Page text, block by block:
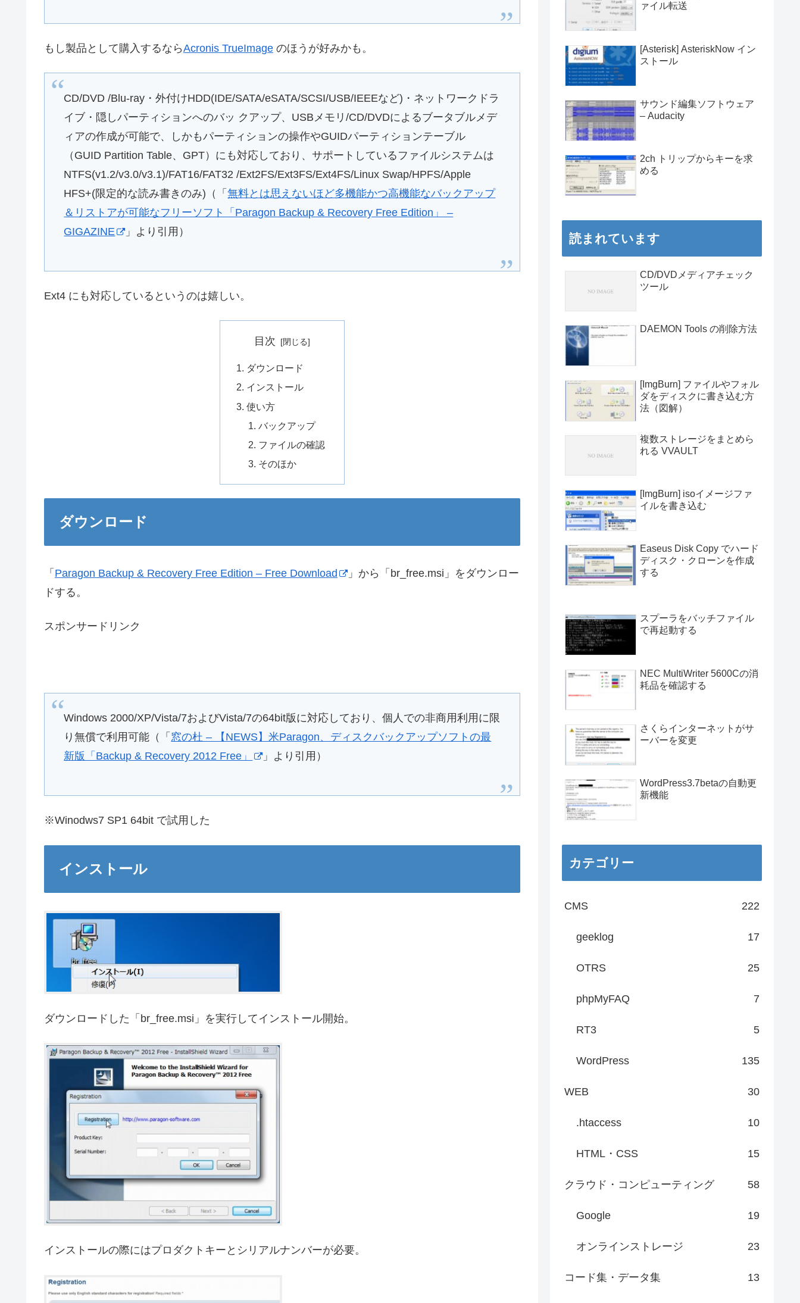
もし製品として購入するならAcronis TrueImage のほうが好みかも。
CD/DVD /Blu-ray・外付けHDD(IDE/SATA/eSATA/SCSI/USB/IEEEなど)・ネットワークドラ
イブ・隠しパーティションへのバッ クアップ、USBメモリ/CD/DVDによるブータブルメデ
ィアの作成が可能で、しかもパーティションの操作やGUIDパーティションテーブル
（GUID Partition Table、GPT）にも対応しており、サポートしているファイルシステムは
NTFS(v1.2/v3.0/v3.1)/FAT16/FAT32 /Ext2FS/Ext3FS/Ext4FS/Linux Swap/HPFS/Apple
HFS+(限定的な読み書きのみ)（「無料とは思えないほど多機能かつ高機能なバックアップ
＆リストアが可能なフリーソフト「Paragon Backup & Recovery Free Edition」 –
GIGAZINE
」より引用）
Ext4 にも対応しているというのは嬉しい。
目次
ダウンロード
インストール
使い方
バックアップ
ファイルの確認
そのほか
ダウンロード
「 Paragon Backup & Recovery Free Edition – Free Download
」から「br_free.msi」をダウンロー
ドする。
スポンサードリンク
Windows 2000/XP/Vista/7およびVista/7の64bit版に対応しており、個人での非商用利用に限
り無償で利用可能（「 窓の杜 – 【NEWS】米Paragon、ディスクバックアップソフトの最
新版「Backup & Recovery 2012 Free」
」より引用）
※Winodws7 SP1 64bit で試用した
インストール
ダウンロードした「br_free.msi」を実行してインストール開始。
インストールの際にはプロダクトキーとシリアルナンバーが必要。
ァイル転送
[Asterisk] AsteriskNow イン
ストール
サウンド編集ソフトウェア
– Audacity
2ch トリップからキーを求
める
読まれています
CD/DVDメディアチェック
ツール
DAEMON Tools の削除方法
[ImgBurn] ファイルやフォル
ダをディスクに書き込む方
法（図解）
複数ストレージをまとめら
れる VVAULT
[ImgBurn] isoイメージファ
イルを書き込む
Easeus Disk Copy でハード
ディスク・クローンを作成
する
スプーラをバッチファイル
で再起動する
NEC MultiWriter 5600Cの消
耗品を確認する
さくらインターネットがサ
ーバーを変更
WordPress3.7betaの自動更
新機能
カテゴリー
CMS 222
geeklog 17
OTRS 25
phpMyFAQ 7
RT3 5
WordPress 135
WEB 30
.htaccess 10
HTML・CSS 15
クラウド・コンピューティング 58
Google 19
オンラインストレージ 23
コード集・データ集 13